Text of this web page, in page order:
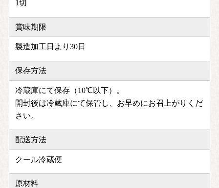
1切
賞味期限
製造加工日より30日
保存方法
冷蔵庫にて保存（10℃以下）。
開封後は冷蔵庫にて保管し、お早めにお召上がりくだ
さい。
配送方法
クール冷蔵便
原材料